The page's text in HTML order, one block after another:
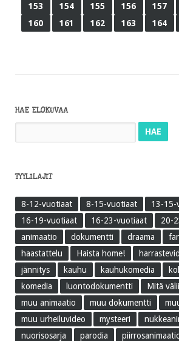
153
154 155 156 157
160
161 162 163 164
HAE ELOKUVAA
TYYLILAJIT
8-12-vuotiaat 8-15-vuotiaat
13-15-
16-19-vuotiaat
16-23-vuotiaat
20-
animaatio
dokumentti draama
haastattelu
Haista home!
jännitys
kauhu kauhukomedia
komedia
luontodokumentti Mitä
muu animaatio
muu dokumentti
muu urheiluvideo
mysteeri
nuorisosarja
parodia